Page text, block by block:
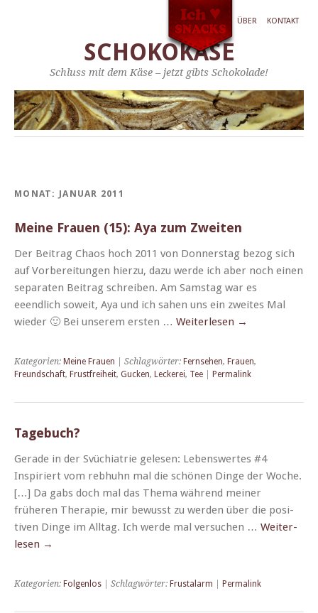
ÜBER KONTAKT
SCHOKOKÄSE
Schluss mit dem Käse – jetzt gibts Schokolade!
MONAT: JANUAR 2011
Meine Frauen (15): Aya zum Zweiten
Der Beitrag Chaos hoch 2011 von Don­ner­stag bezog sich
auf Vor­bere­itun­gen hierzu, dazu werde ich aber noch einen
sep­a­rat­en Beitrag schreiben. Am Sam­stag war es
eeendlich soweit, Aya und ich sahen uns ein zweites Mal
wieder 🙂 Bei unserem ersten … Weit­er­lesen →
Kategorien: Meine Frauen | Schlagwörter: Fernsehen, Frauen,
Freundschaft, Frustfreiheit, Gucken, Leckerei, Tee Permalink
Tagebuch?
Ger­ade in der Svüchi­a­trie gele­sen: Lebenswertes #4
Inspiri­ert vom reb­huhn mal die schö­nen Dinge der Woche.
[…] Da gabs doch mal das The­ma während mein­er
früheren Ther­a­pie, mir bewusst zu wer­den über die pos­i­
tiv­en Dinge im All­t­ag. Ich werde mal ver­suchen … Weit­er­
lesen →
Kategorien: Folgenlos | Schlagwörter: Frustalarm Permalink